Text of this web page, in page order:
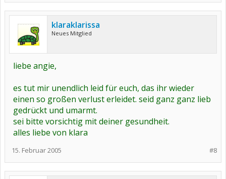
klaraklarissa
Neues Mitglied
liebe angie,
es tut mir unendlich leid für euch, das ihr wieder
einen so großen verlust erleidet. seid ganz ganz lieb
gedrückt und umarmt.
sei bitte vorsichtig mit deiner gesundheit.
alles liebe von klara
#8
15. Februar 2005